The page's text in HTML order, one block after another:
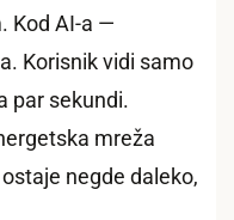
Kod AI-a —
Korisnik vidi samo
par sekundi.
mreža
negde daleko,